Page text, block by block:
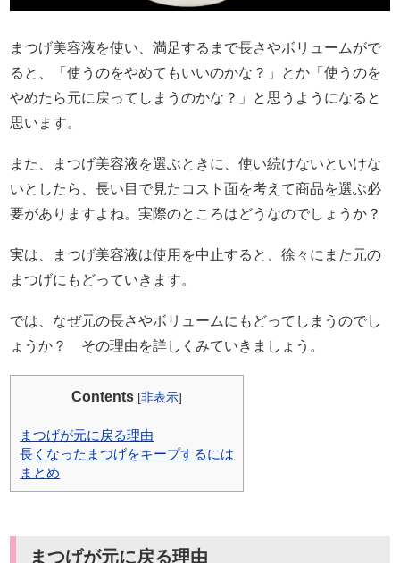
まつげ美容液を使い、満足するまで長さやボリュームがで
ると、「使うのをやめてもいいのかな？」とか「使うのを
やめたら元に戻ってしまうのかな？」と思うようになると
思います。
また、まつげ美容液を選ぶときに、使い続けないといけな
いとしたら、長い目で見たコスト面を考えて商品を選ぶ必
要がありますよね。実際のところはどうなのでしょうか？
実は、まつげ美容液は使用を中止すると、徐々にまた元の
まつげにもどっていきます。
では、なぜ元の長さやボリュームにもどってしまうのでし
ょうか？ その理由を詳しくみていきましょう。
Contents [非表示]
まつげが元に戻る理由
長くなったまつげをキープするには
まとめ
まつげが元に戻る理由